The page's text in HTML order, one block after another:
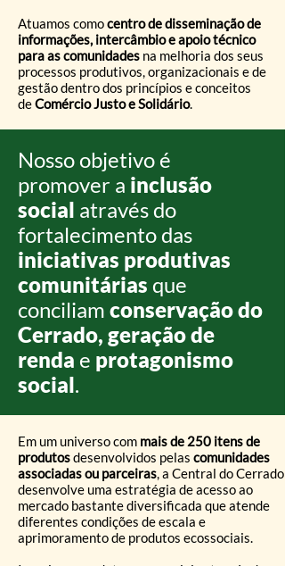
Atuamos comocentro de disseminação de
informações, intercâmbio e apoio técnico
para as comunidades na melhoria dos seus
processos produtivos, organizacionais e de
gestão dentro dos princípios e conceitos
deComércio Justo e Solidário.
Nosso objetivo é
promover a inclusão
social através do
fortalecimento das
iniciativas produtivas
comunitárias que
conciliam conservação do
Cerrado, geração de
renda e protagonismo
social.
Em um universo com mais de 250 itens de
produtosdesenvolvidos pelas comunidades
associadas ou parceiras, a Central do Cerrado
desenvolve uma estratégia de acesso ao
mercado bastante diversificada que atende
diferentes condições de escala e
aprimoramento de produtos ecossociais.